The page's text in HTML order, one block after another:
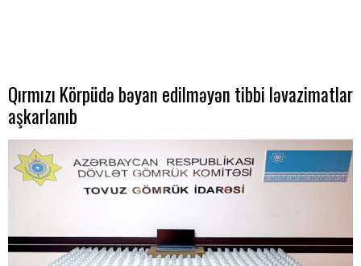
Qırmızı Körpüdə bəyan edilməyən tibbi ləvazimatlar
aşkarlanıb